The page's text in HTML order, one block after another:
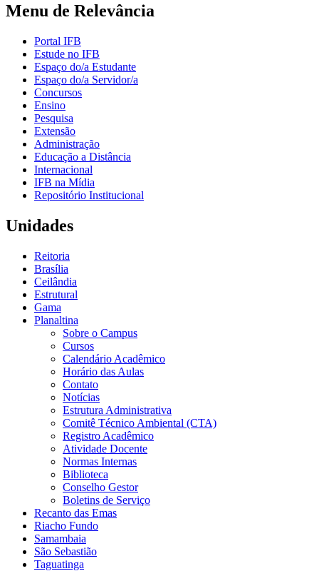
Menu de Relevância
Portal IFB
Estude no IFB
Espaço do/a Estudante
Espaço do/a Servidor/a
Concursos
Ensino
Pesquisa
Extensão
Administração
Educação a Distância
Internacional
IFB na Mídia
Repositório Institucional
Unidades
Reitoria
Brasília
Ceilândia
Estrutural
Gama
Planaltina
Sobre o Campus
Cursos
Calendário Acadêmico
Horário das Aulas
Contato
Notícias
Estrutura Administrativa
Comitê Técnico Ambiental (CTA)
Registro Acadêmico
Atividade Docente
Normas Internas
Biblioteca
Conselho Gestor
Boletins de Serviço
Recanto das Emas
Riacho Fundo
Samambaia
São Sebastião
Taguatinga